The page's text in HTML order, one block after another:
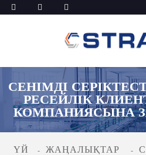
СЕНІМДІ
РЕСЕЙЛІК
КОМПАНИЯСЫНА
ҮЙ ЖАҢАЛЫҚТАР